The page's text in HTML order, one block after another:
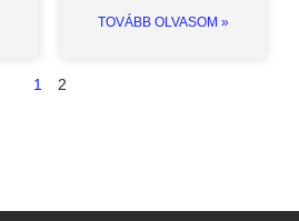
TOVÁBB OLVASOM »
1 2